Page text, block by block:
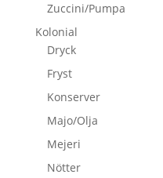
Zuccini/Pumpa
Kolonial
Dryck
Fryst
Konserver
Majo/Olja
Mejeri
Nötter